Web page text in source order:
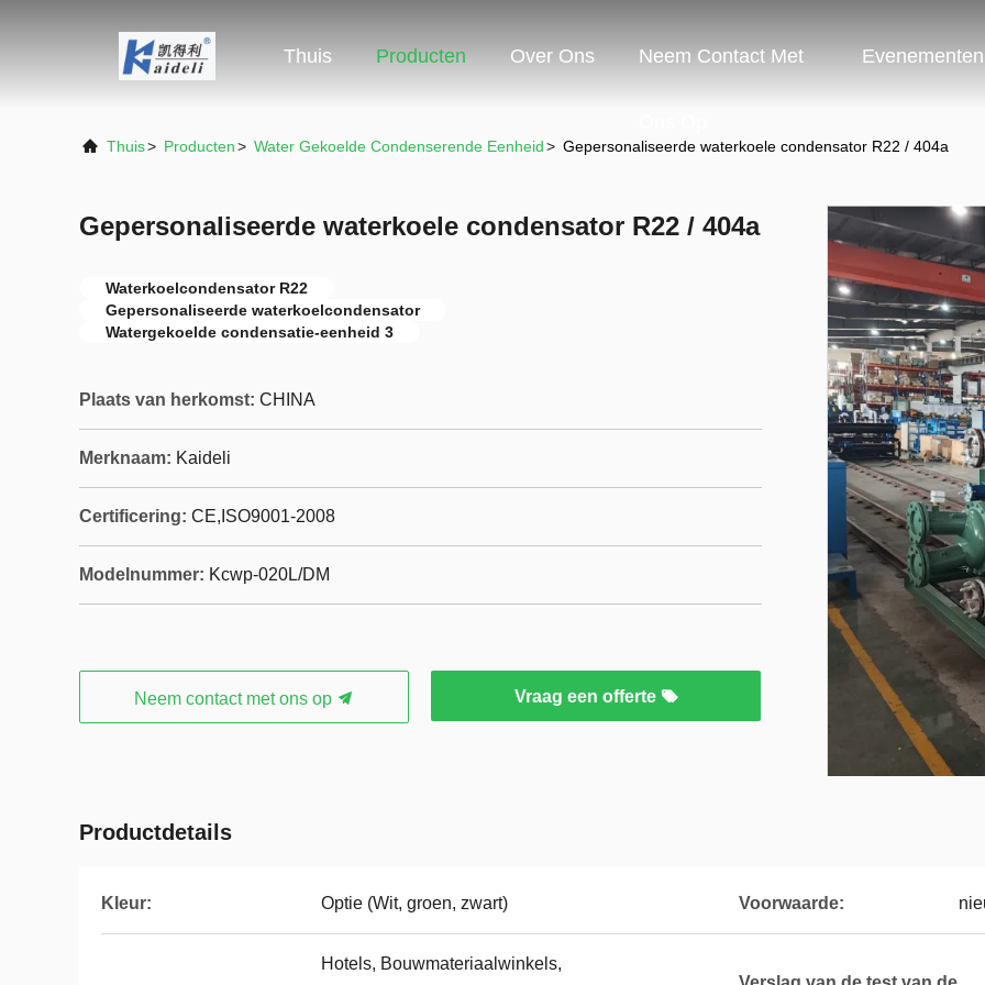
Thuis Producten Over Ons Neem Contact Met Evenementen
Thuis> Producten> Water Gekoelde Condenserende Eenheid> Gepersonaliseerde waterkoele condensator R22 / 404a
Gepersonaliseerde waterkoele condensator R22 / 404a
Waterkoelcondensator R22
Gepersonaliseerde waterkoelcondensator
Watergekoelde condensatie-eenheid 3
Plaats van herkomst: CHINA
Merknaam: Kaideli
Certificering: CE,ISO9001-2008
Modelnummer: Kcwp-020L/DM
Neem contact met ons op Vraag een offerte
Productdetails
Kleur: Optie (Wit, groen, zwart) Voorwaarde:
Hotels, Bouwmateriaalwinkels,